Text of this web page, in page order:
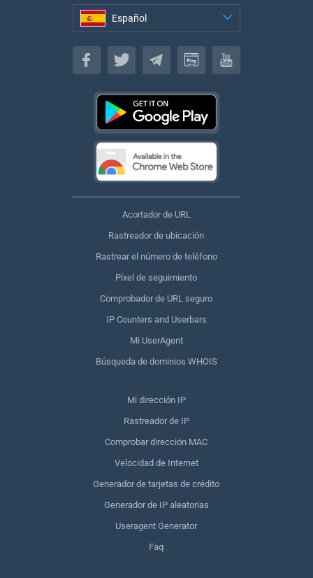
Español
Español
Acortador de URL
Rastreador de ubicación
Rastrear el número de teléfono
Píxel de seguimiento
Comprobador de URL seguro
IP Counters and Userbars
Mi UserAgent
Búsqueda de dominios WHOIS
Mi dirección IP
Rastreador de IP
Comprobar dirección MAC
Velocidad de Internet
Generador de tarjetas de crédito
Generador de IP aleatorias
Useragent Generator
Faq